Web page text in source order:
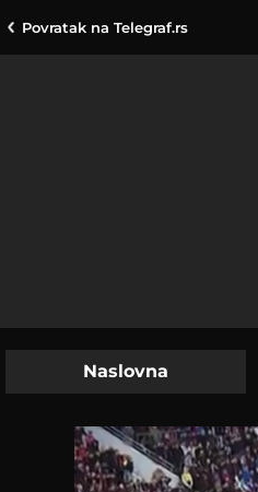
Povratak na Telegraf.rs
Naslovna